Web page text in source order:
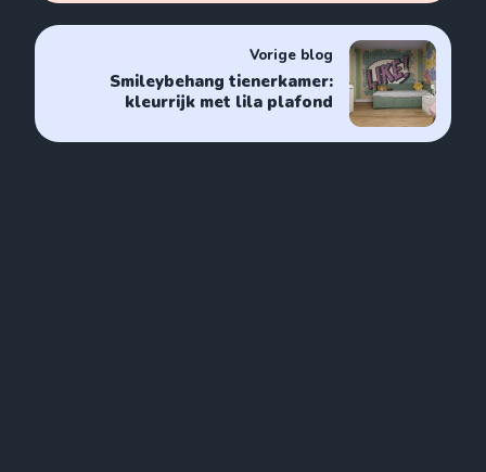
Vorige blog
Smileybehang tienerkamer:
kleurrijk met lila plafond